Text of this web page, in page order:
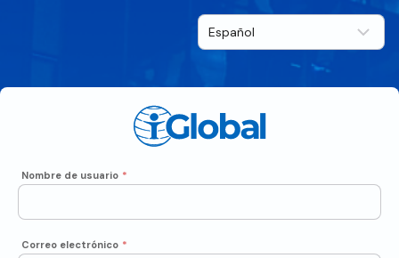
Nombre de usuario *
Correo electrónico *